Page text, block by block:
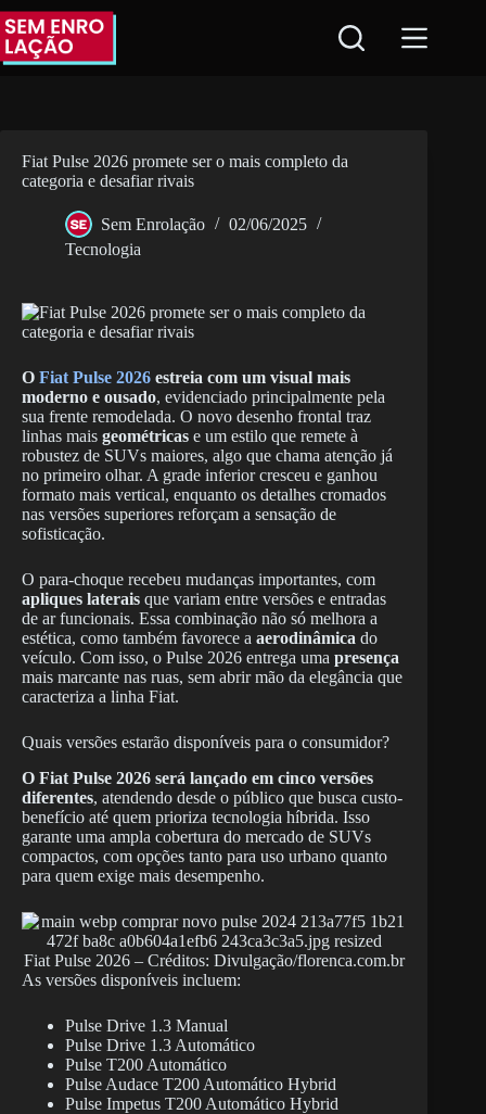
Pular
para
conteúdo
Fiat Pulse 2026 promete ser o mais completo da
categoria e desafiar rivais
Sem Enrolação
02/06/2025
Tecnologia
O Fiat Pulse 2026 estreia com um visual mais
moderno e ousado, evidenciado principalmente pela
sua frente remodelada. O novo desenho frontal traz
linhas mais geométricas e um estilo que remete à
robustez de SUVs maiores, algo que chama atenção já
no primeiro olhar. A grade inferior cresceu e ganhou
formato mais vertical, enquanto os detalhes cromados
nas versões superiores reforçam a sensação de
sofisticação.
O para-choque recebeu mudanças importantes, com
apliques laterais que variam entre versões e entradas
de ar funcionais. Essa combinação não só melhora a
estética, como também favorece a aerodinâmica do
veículo. Com isso, o Pulse 2026 entrega uma presença
mais marcante nas ruas, sem abrir mão da elegância que
caracteriza a linha Fiat.
Quais versões estarão disponíveis para o consumidor?
O Fiat Pulse 2026 será lançado em cinco versões
diferentes, atendendo desde o público que busca custo-
benefício até quem prioriza tecnologia híbrida. Isso
garante uma ampla cobertura do mercado de SUVs
compactos, com opções tanto para uso urbano quanto
para quem exige mais desempenho.
Fiat Pulse 2026 – Créditos: Divulgação/florenca.com.br
As versões disponíveis incluem:
Pulse Drive 1.3 Manual
Pulse Drive 1.3 Automático
Pulse T200 Automático
Pulse Audace T200 Automático Hybrid
Pulse Impetus T200 Automático Hybrid